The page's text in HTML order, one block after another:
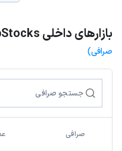
بازارهای داخلی NVIDIA Tokenized bStocks
صرافی)
صرافی